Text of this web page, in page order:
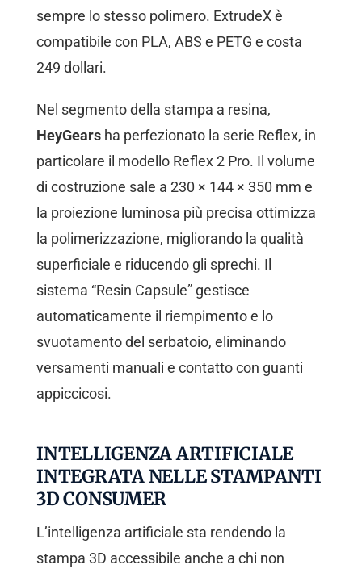
sempre lo stesso polimero. ExtrudeX è
compatibile con PLA, ABS e PETG e costa
249 dollari.
Nel segmento della stampa a resina,
HeyGears ha perfezionato la serie Reflex, in
particolare il modello Reflex 2 Pro. Il volume
di costruzione sale a 230 × 144 × 350 mm e
la proiezione luminosa più precisa ottimizza
la polimerizzazione, migliorando la qualità
superficiale e riducendo gli sprechi. Il
sistema “Resin Capsule” gestisce
automaticamente il riempimento e lo
svuotamento del serbatoio, eliminando
versamenti manuali e contatto con guanti
appiccicosi.
INTELLIGENZA ARTIFICIALE
INTEGRATA NELLE STAMPANTI
3D CONSUMER
L’intelligenza artificiale sta rendendo la
stampa 3D accessibile anche a chi non